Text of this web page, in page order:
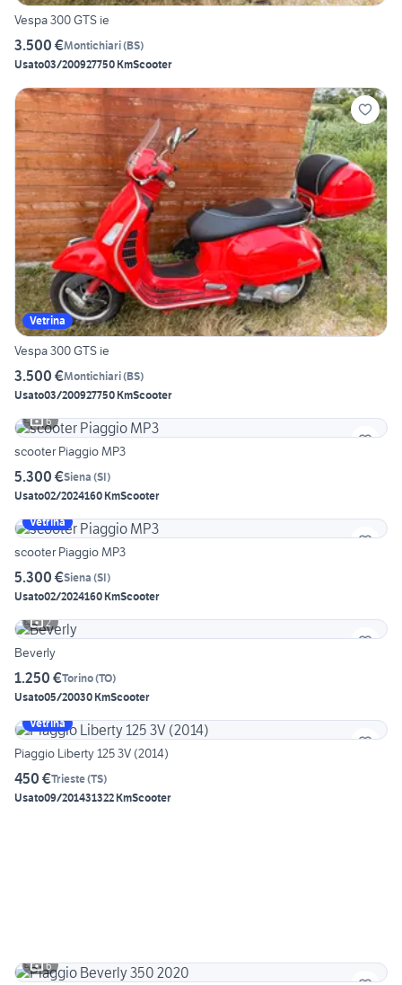
Vespa 300 GTS ie
3.500 €Montichiari(BS)
Usato03/200927750 KmScooter
Vetrina
Vespa 300 GTS ie
3.500 €Montichiari(BS)
Usato03/200927750 KmScooter
6
scooter Piaggio MP3
5.300 €Siena (SI)
Usato02/2024160 KmScooter
Vetrina
scooter Piaggio MP3
5.300 €Siena (SI)
Usato02/2024160 KmScooter
2
Beverly
1.250 €Torino(TO)
Usato05/20030 KmScooter
Vetrina
Piaggio Liberty 125 3V (2014)
450 €Trieste(TS)
Usato09/201431322 KmScooter
6